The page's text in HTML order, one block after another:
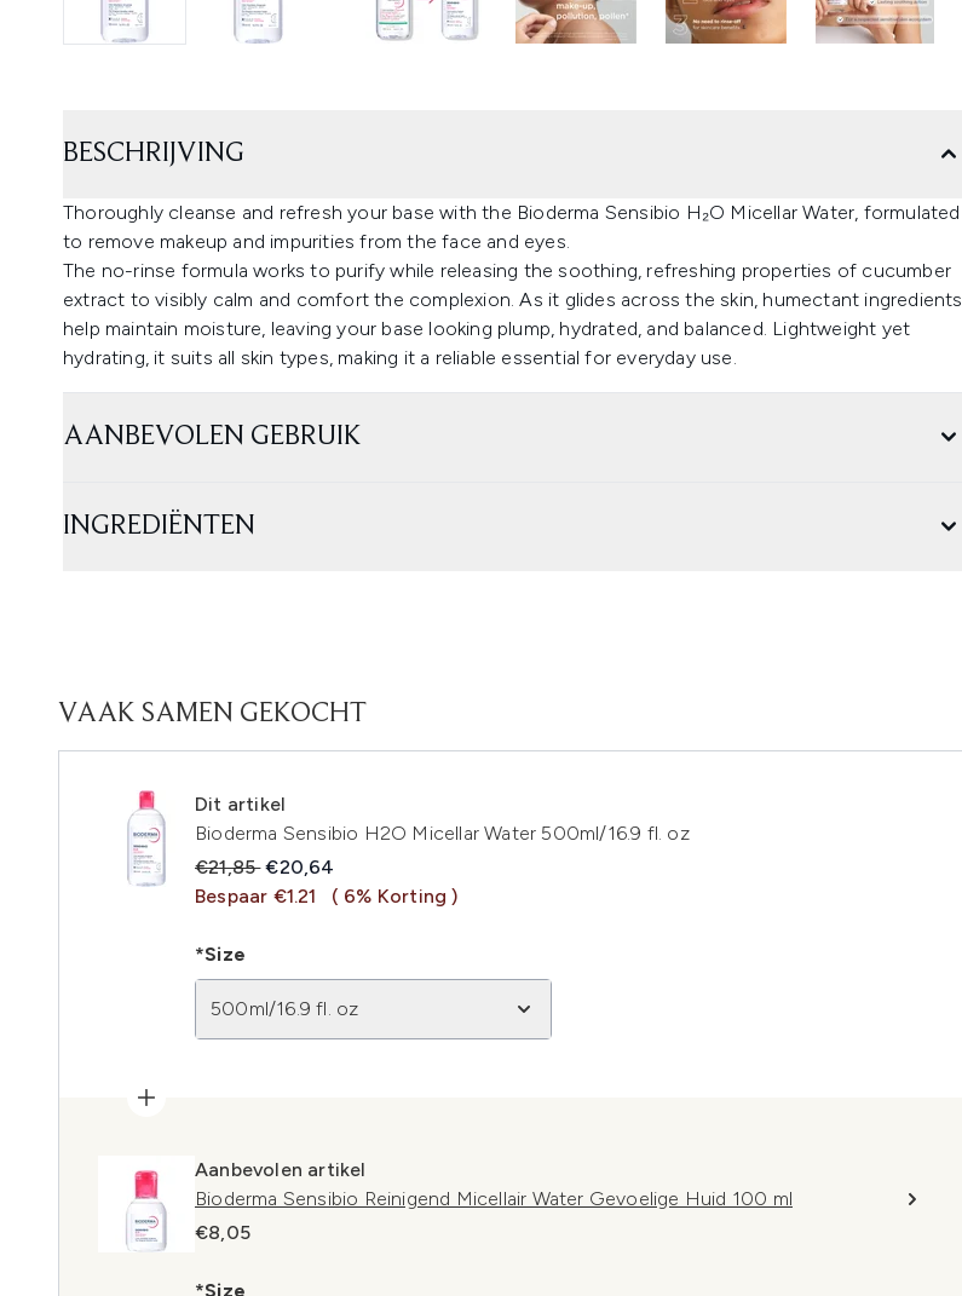
BESCHRIJVING
Thoroughly cleanse and refresh your base with the Bioderma Sensibio H₂O Micellar Water, formulated
to remove makeup and impurities from the face and eyes.
The no-rinse formula works to purify while releasing the soothing, refreshing properties of cucumber
extract to visibly calm and comfort the complexion. As it glides across the skin, humectant ingredients
help maintain moisture, leaving your base looking plump, hydrated, and balanced. Lightweight yet
hydrating, it suits all skin types, making it a reliable essential for everyday use.
AANBEVOLEN GEBRUIK
INGREDIËNTEN
VAAK SAMEN GEKOCHT
Dit artikel
Bioderma Sensibio H2O Micellar Water 500ml/16.9 fl. oz
Recommended Retail Price:
€21,85Huidige prijs:
€20,64
Bespaar €1.21
( 6% Korting )
*Size
500ml/16.9 fl. oz
Aanbevolen artikel
Bioderma Sensibio Reinigend Micellair Water Gevoelige Huid 100 ml
€8,05
*Size